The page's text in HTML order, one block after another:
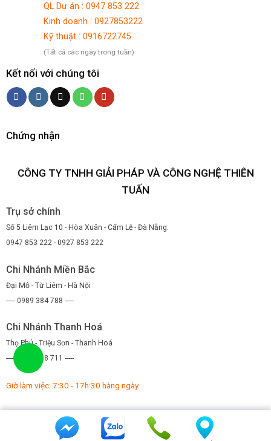
QL Dự án : 0947 853 222
Kinh doanh : 0927853222
Kỹ thuật : 0916722745
(Tất cả các ngày trong tuần)
Kết nối với chúng tôi
Chứng nhận
CÔNG TY TNHH GIẢI PHÁP VÀ CÔNG NGHỆ THIÊN
TUẤN
Trụ sở chính
Số 5 Liêm Lạc 10 - Hòa Xuân - Cẩm Lệ - Đà Nẵng.
0947 853 222 - 0927 853 222
Chi Nhánh Miền Bắc
Đại Mỗ - Từ Liêm - Hà Nội
----- 0989 384 788 -----
Chi Nhánh Thanh Hoá
Thọ Phú - Triệu Sơn - Thanh Hoá
----- 0971 088 711 -----
Giờ làm việc: 7:30 - 17h:30 hàng ngày
© Thiết kế bởiThiên Tuấn Technology